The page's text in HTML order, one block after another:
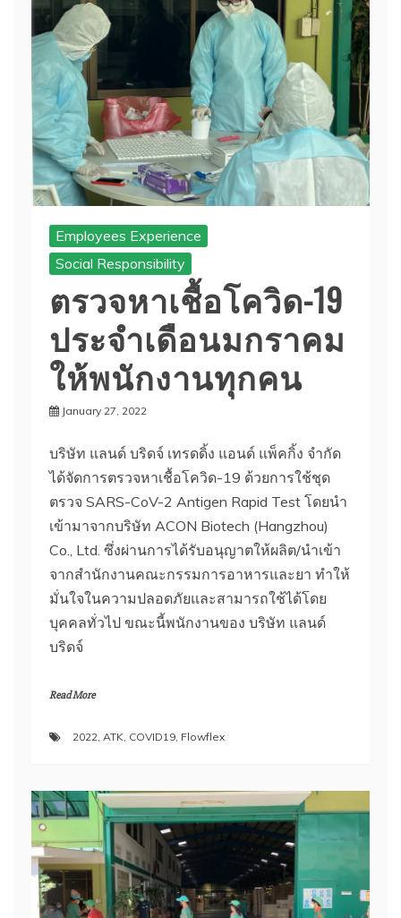
Employees Experience
Social Responsibility
ตรวจหาเชื้อโควิด-19
ประจำเดือนมกราคม
ให้พนักงานทุกคน
January 27, 2022
HQ
บริษัท แลนด์ บริดจ์ เทรดดิ้ง แอนด์ แพ็คกิ้ง จำกัด
ได้จัดการตรวจหาเชื้อโควิด-19 ด้วยการใช้ชุด
ตรวจ SARS-CoV-2 Antigen Rapid Test โดยนำ
เข้ามาจากบริษัท ACON Biotech (Hangzhou)
Co., Ltd. ซึ่งผ่านการได้รับอนุญาตให้ผลิต/นำเข้า
จากสำนักงานคณะกรรมการอาหารและยา ทำให้
มั่นใจในความปลอดภัยและสามารถใช้ได้โดย
บุคคลทั่วไป ขณะนี้พนักงานของ บริษัท แลนด์
บริดจ์
Read More
2022 ATK COVID19 Flowflex